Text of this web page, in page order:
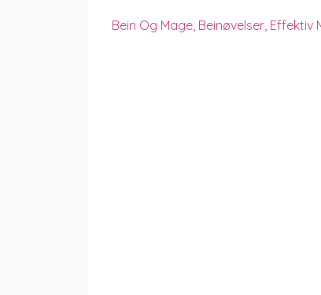
Bein Og Mage Beinøvelser Effektiv